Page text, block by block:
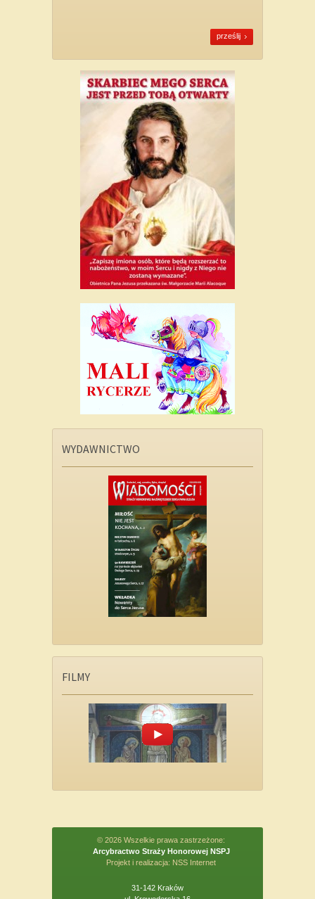
prześlij
WYDAWNICTWO
FILMY
© 2026 Wszelkie prawa zastrzeżone:
Arcybractwo Straży Honorowej NSPJ
Projekt i realizacja: NSS Internet
31-142 Kraków